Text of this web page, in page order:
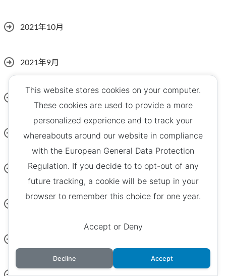
2021年10月
2021年9月
2021年7月
2021年6月
This website stores cookies on your computer.
These cookies are used to provide a more
personalized experience and to track your
whereabouts around our website in compliance
with the European General Data Protection
Regulation. If you decide to to opt-out of any
future tracking, a cookie will be setup in your
browser to remember this choice for one year.
Accept or Deny
Decline Accept